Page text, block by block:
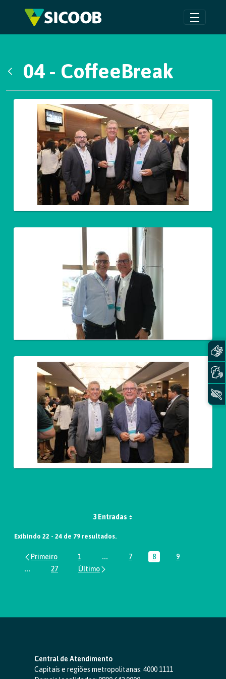
Pular para o Conteúdo principal
04 - CoffeeBreak
Galeria de Mídias
3 Entradas
Exibindo 22 - 24 de 79 resultados.
Página
1 ...Páginas intermediárias Usar ABA
Página
7 Página
8 Página
9
...Páginas intermediárias Usar ABA para navegar.
Página
27
Central de Atendimento
Capitais e regiões metropolitanas: 4000 1111